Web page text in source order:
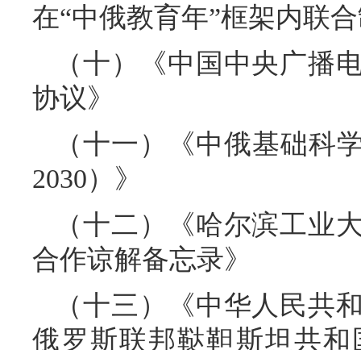
在“中俄教育年”框架内联
（十）《中国中央广播
协议》
（十一）《中俄基础科
2030）》
（十二）《哈尔滨工业
合作谅解备忘录》
（十三）《中华人民共
俄罗斯联邦鞑靼斯坦共